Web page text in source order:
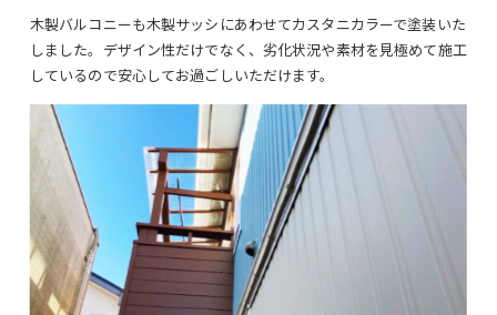
木製バルコニーも木製サッシにあわせてカスタニカラーで塗装いた
しました。デザイン性だけでなく、劣化状況や素材を見極めて施工
しているので安心してお過ごしいただけます。